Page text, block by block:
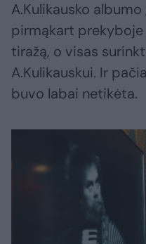
A.Kulikausko albumo
pirmąkart
tiražą, o visas
A.Kulikauskui. Ir
buvo labai netikėta.